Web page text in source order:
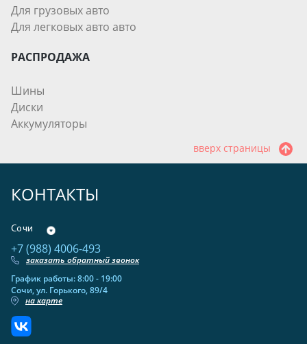
Для грузовых авто
Для легковых авто авто
РАСПРОДАЖА
Шины
Диски
Аккумуляторы
вверх страницы
КОНТАКТЫ
Сочи
+7 (988) 4006-493
заказать обратный звонок
График работы: 8:00 - 19:00
Сочи, ул. Горького, 89/4
на карте